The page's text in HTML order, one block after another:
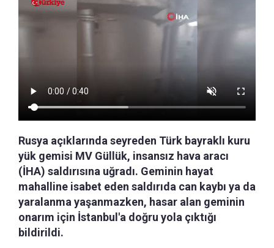
Rusya açıklarında seyreden Türk bayraklı kuru
yük gemisi MV Güllük, insansız hava aracı
(İHA) saldırısına uğradı. Geminin hayat
mahalline isabet eden saldırıda can kaybı ya da
yaralanma yaşanmazken, hasar alan geminin
onarım için İstanbul'a doğru yola çıktığı
bildirildi.